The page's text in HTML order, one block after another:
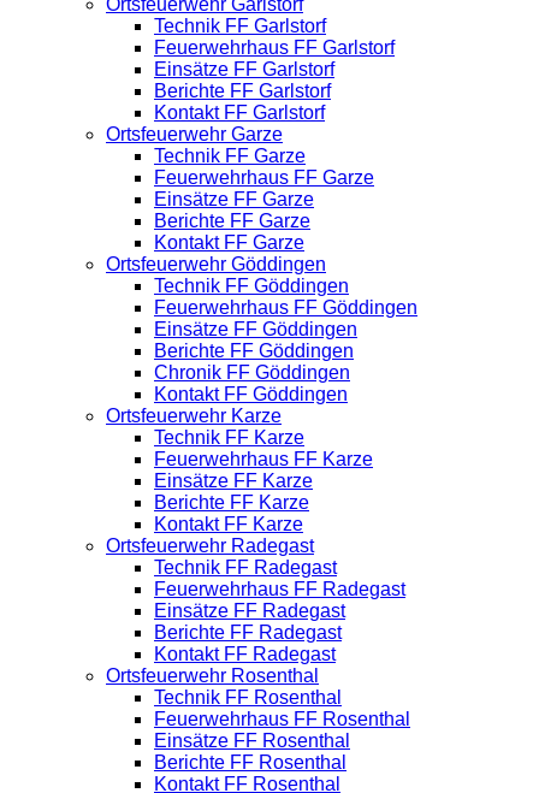
Technik FF Garlstorf
Feuerwehrhaus FF Garlstorf
Einsätze FF Garlstorf
Berichte FF Garlstorf
Kontakt FF Garlstorf
Ortsfeuerwehr Garze
Technik FF Garze
Feuerwehrhaus FF Garze
Einsätze FF Garze
Berichte FF Garze
Kontakt FF Garze
Ortsfeuerwehr Göddingen
Technik FF Göddingen
Feuerwehrhaus FF Göddingen
Einsätze FF Göddingen
Berichte FF Göddingen
Chronik FF Göddingen
Kontakt FF Göddingen
Ortsfeuerwehr Karze
Technik FF Karze
Feuerwehrhaus FF Karze
Einsätze FF Karze
Berichte FF Karze
Kontakt FF Karze
Ortsfeuerwehr Radegast
Technik FF Radegast
Feuerwehrhaus FF Radegast
Einsätze FF Radegast
Berichte FF Radegast
Kontakt FF Radegast
Ortsfeuerwehr Rosenthal
Technik FF Rosenthal
Feuerwehrhaus FF Rosenthal
Einsätze FF Rosenthal
Berichte FF Rosenthal
Kontakt FF Rosenthal